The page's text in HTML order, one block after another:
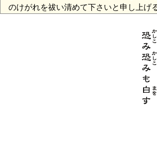
のけがれを祓い清めて下さいと申し上げ